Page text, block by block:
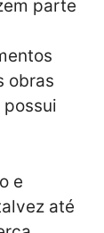
parte
obras
e
até